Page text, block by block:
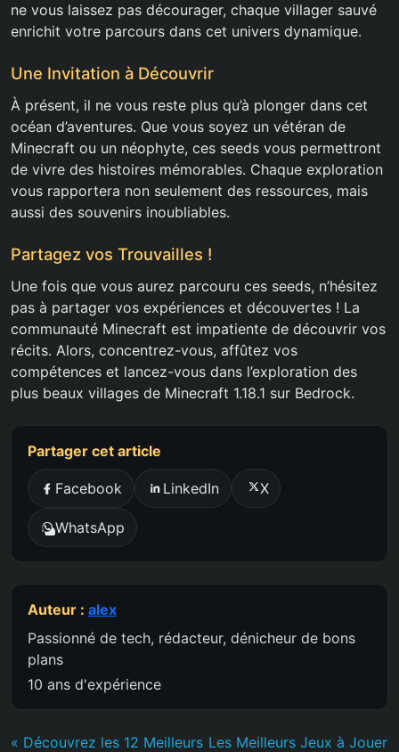
ne vous laissez pas décourager, chaque villager sauvé
enrichit votre parcours dans cet univers dynamique.
Une Invitation à Découvrir
À présent, il ne vous reste plus qu’à plonger dans cet
océan d’aventures. Que vous soyez un vétéran de
Minecraft ou un néophyte, ces seeds vous permettront
de vivre des histoires mémorables. Chaque exploration
vous rapportera non seulement des ressources, mais
aussi des souvenirs inoubliables.
Partagez vos Trouvailles !
Une fois que vous aurez parcouru ces seeds, n’hésitez
pas à partager vos expériences et découvertes ! La
communauté Minecraft est impatiente de découvrir vos
récits. Alors, concentrez-vous, affûtez vos
compétences et lancez-vous dans l’exploration des
plus beaux villages de Minecraft 1.18.1 sur Bedrock.
Partager cet article
Facebook LinkedIn X
WhatsApp
Auteur : alex
Passionné de tech, rédacteur, dénicheur de bons
plans
10 ans d'expérience
« Découvrez les 12 Meilleurs Les Meilleurs Jeux à Jouer